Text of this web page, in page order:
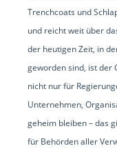
Trenchcoats und
und reicht weit über
der heutigen Zeit, in
geworden sind, ist der
nicht nur für
Unternehmen,
geheim bleiben – das
für Behörden aller